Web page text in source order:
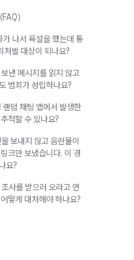
가 나서 욕설을 했는데 통
처벌 대상이 되나요?
낸 메시지를 읽지 않고
범죄가 성립하나요?
랜덤 채팅 앱에서 발생한
적할 수 있나요?
보내지 않고 음란물이
크만 보냈습니다. 이 경
요?
사를 받으러 오라고 연
떻게 대처해야 하나요?